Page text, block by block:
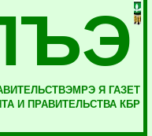
Я ГАЗЕТ
И ПРАВИТЕЛЬСТВА КБР